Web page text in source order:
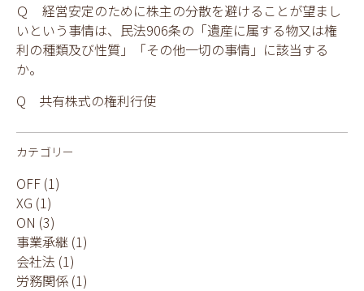
Ｑ 経営安定のために株主の分散を避けることが望まし
いという事情は、民法906条の「遺産に属する物又は権
利の種類及び性質」「その他一切の事情」に該当する
か。
Q 共有株式の権利行使
カテゴリー
OFF (1)
XG (1)
ON (3)
事業承継 (1)
会社法 (1)
労務関係 (1)